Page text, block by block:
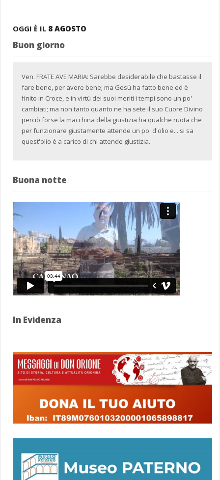
OGGI È IL 8 AGOSTO
Buon giorno
Ven. FRATE AVE MARIA: Sarebbe desiderabile che bastasse il
fare bene, per avere bene; ma Gesù ha fatto bene ed è
finito in Croce, e in virtù dei suoi meriti i tempi sono un po'
cambiati; ma non tanto quanto ne ha sete il suo Cuore Divino
perciò forse la macchina della giustizia ha qualche ruota che
per funzionare giustamente attende un po' d'olio e... si sa
quest'olio è a carico di chi attende giustizia.
Buona notte
In Evidenza